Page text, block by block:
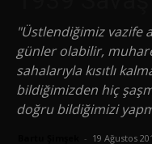
"Üstlendiğimiz vazife
günler olabilir,
sahalarıyla kısıtlı
bildiğimizden hiç
doğru bildiğimizi
- 19 Ağustos